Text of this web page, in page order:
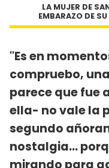
LA MUJER DE
EMBARAZO DE
"Es en
compruebo,
parece que fue
ella- no vale la
segundo
nostalgia…
mirando para